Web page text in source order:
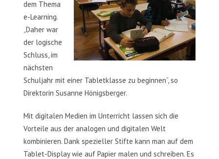
dem Thema
e-Learning.
„Daher war
der logische
Schluss, im
nächsten
Schuljahr mit einer Tablet­klasse zu beginnen“, so
Direktorin Susanne Hönigsberger.
Mit digitalen Medien im Unterricht lassen sich die
Vorteile aus der analogen und digitalen Welt
kombinieren. Dank spezieller Stifte kann man auf dem
Tablet-Display wie auf Papier malen und schreiben. Es